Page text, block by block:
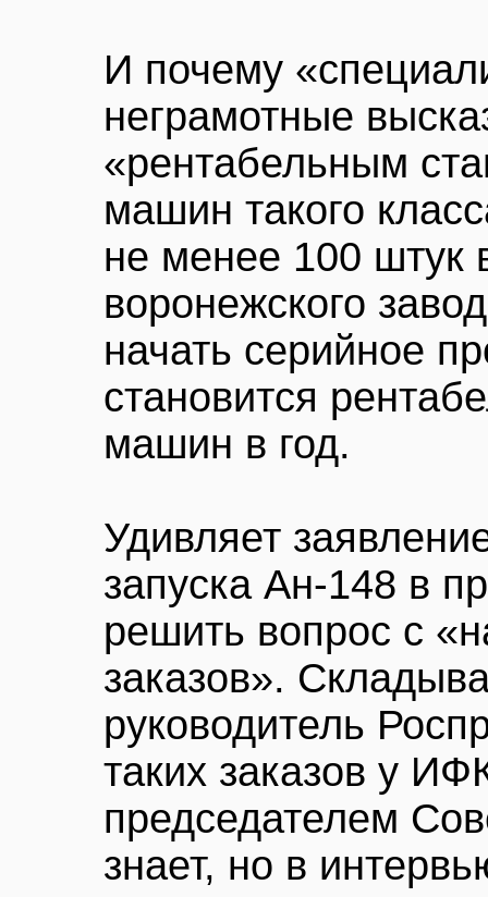
И почему
неграмотные
«рентабельным
машин такого
не менее 100 штук
воронежского
начать серийное
становится
машин в год.
Удивляет
запуска Ан-148 в
решить вопрос с
заказов».
руководитель
таких заказов у
председателем
знает, но в